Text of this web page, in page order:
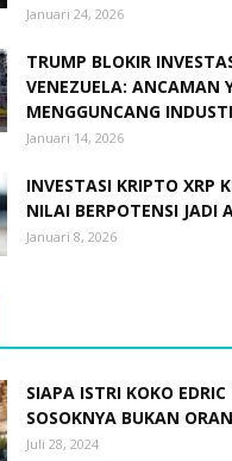
Januari 24, 2026
TRUMP BLOKIR
VENEZUELA: ANCAMAN
MENGGUNCANG
Januari 14, 2026
INVESTASI KRIPTO XRP
NILAI BERPOTENSI JADI
Januari 8, 2026
SIAPA ISTRI KOKO
SOSOKNYA BUKAN
Juli 28, 2024